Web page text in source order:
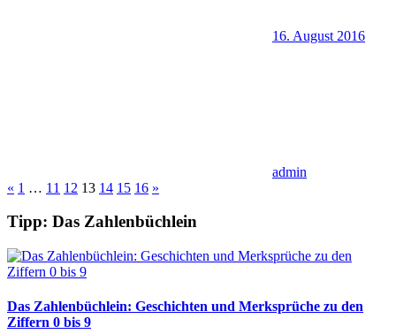
16. August 2016
admin
Seitennummerierung
der
Beiträge
« Vorherige
1 … 11 12 13 14 15 16 Nächste
»
Tipp: Das Zahlenbüchlein
Das Zahlenbüchlein: Geschichten und Merksprüche zu den
Ziffern 0 bis 9